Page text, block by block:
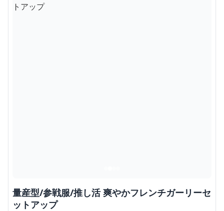
量産型/参戦服/推し活 爽やかフレンチガーリーセ
ットアップ